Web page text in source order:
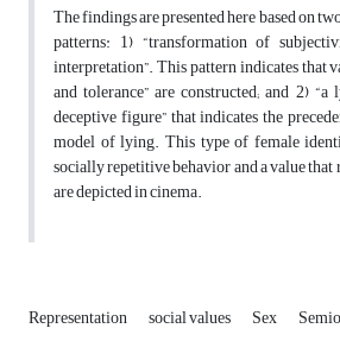
The findings are presented here based on
patterns: 1) “transformation of
interpretation”. This pattern indicates that
and tolerance” are constructed; and 2)
deceptive figure” that indicates the
model of lying. This type of female
socially repetitive behavior and a value
are depicted in cinema.
Representation social values Sex